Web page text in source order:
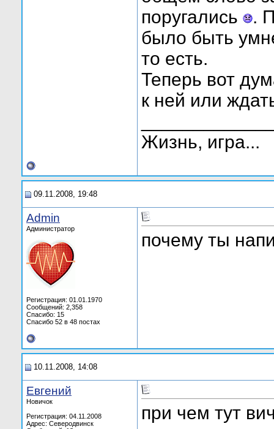
поругались
.
было быть
то есть.
Теперь вот
к ней или
Жизнь, игра...
09.11.2008, 19:48
Admin
Администратор
Регистрация: 01.01.1970
Сообщений: 2,358
Спасибо: 15
Спасибо 52 в 48 постах
почему ты
10.11.2008, 14:08
Евгений
Новичок
Регистрация: 04.11.2008
Адрес: Северодвинск
при чем тут